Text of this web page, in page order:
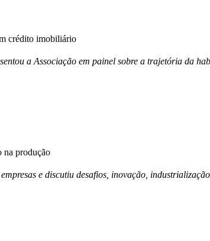
crédito imobiliário
a Associação em painel sobre a trajetória da
na produção
e discutiu desafios, inovação,